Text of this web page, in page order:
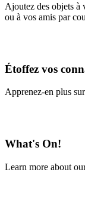
Ajoutez des objets à
ou à vos amis par
Étoffez vos
Apprenez-en plus
What's On!
Learn more about